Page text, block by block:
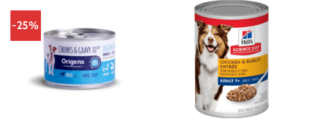
-25%